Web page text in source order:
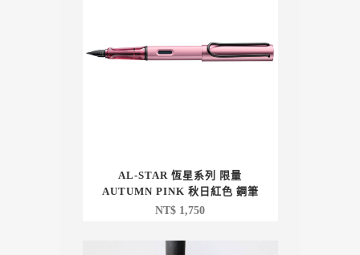
AL-STAR 恆星系列 限量
AUTUMN PINK 秋日紅色 鋼筆
NT$ 1,750